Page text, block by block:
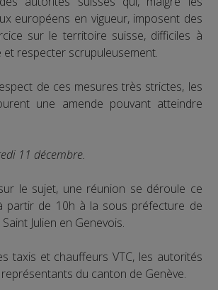
européens en vigueur, imposent des
sur le territoire suisse, difficiles à
respecter scrupuleusement.
de ces mesures très strictes, les
une amende pouvant atteindre
11 décembre.
le sujet, une réunion se déroule ce
partir de 10h à la sous préfecture de
Julien en Genevois.
taxis et chauffeurs VTC, les autorités
du canton de Genève.